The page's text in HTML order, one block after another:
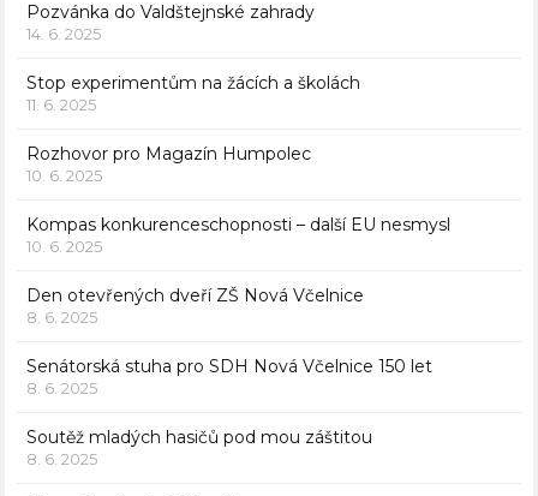
Pozvánka do Valdštejnské zahrady
14. 6. 2025
Stop experimentům na žácích a školách
11. 6. 2025
Rozhovor pro Magazín Humpolec
10. 6. 2025
Kompas konkurenceschopnosti – další EU nesmysl
10. 6. 2025
Den otevřených dveří ZŠ Nová Včelnice
8. 6. 2025
Senátorská stuha pro SDH Nová Včelnice 150 let
8. 6. 2025
Soutěž mladých hasičů pod mou záštitou
8. 6. 2025